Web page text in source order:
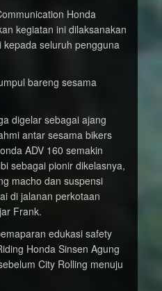
Honda
kegiatan ini dilaksanakan
seluruh pengguna
bareng sesama
digelar sebagai ajang
antar sesama bikers
ADV 160 semakin
sebagai pionir dikelasnya,
macho dan suspensi
di jalanan perkotaan
Frank.
edukasi safety
Honda Sinsen Agung
City Rolling menuju